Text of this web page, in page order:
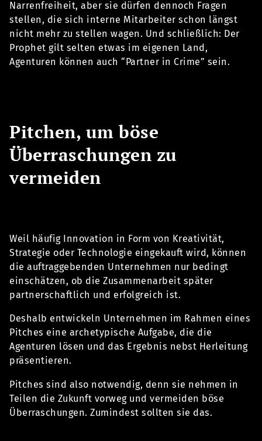
Narrenfreiheit, aber sie dürfen dennoch Fragen
stellen, die sich interne Mitarbeiter schon längst
nicht mehr zu stellen wagen. Und schließlich: Der
Prophet gilt selten etwas im eigenen Land,
Agenturen können auch “Partner in Crime” sein.
Pitchen, um böse
Überraschungen zu
vermeiden
Weil häufig Innovation in Form von Kreativität,
Strategie oder Technologie eingekauft wird, können
die auftraggebenden Unternehmen nur bedingt
einschätzen, ob die Zusammenarbeit später
partnerschaftlich und erfolgreich ist.
Deshalb entwickeln Unternehmen im Rahmen eines
Pitches eine archetypische Aufgabe, die die
Agenturen lösen und das Ergebnis nebst Herleitung
präsentieren.
Pitches sind also notwendig, denn sie nehmen in
Teilen die Zukunft vorweg und vermeiden böse
Überraschungen. Zumindest sollten sie das.